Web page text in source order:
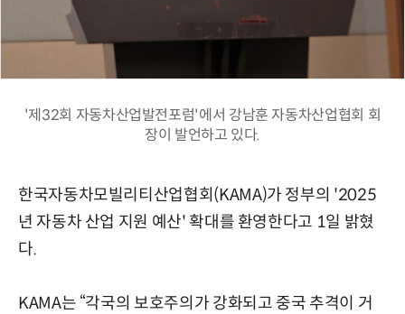
'제32회 자동차산업발전포럼'에서 강남훈 자동차산업협회 회
장이 발언하고 있다.
한국자동차모빌리티산업협회(KAMA)가 정부의 '2025
년 자동차 산업 지원 예산' 확대를 환영한다고 1일 밝혔
다.
KAMA는 “각국의 보호주의가 강화되고 중국 추격이 거